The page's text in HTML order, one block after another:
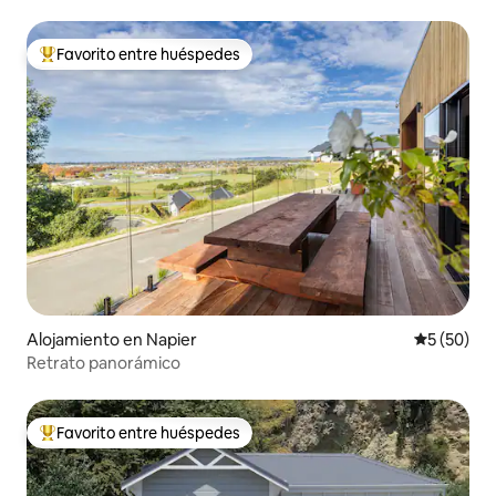
Favorito entre huéspedes preferido
Favorito entre huéspedes
Alojamiento en Napier
5 (50)
Retrato panorámico
Favorito entre huéspedes preferido
Favorito entre huéspedes